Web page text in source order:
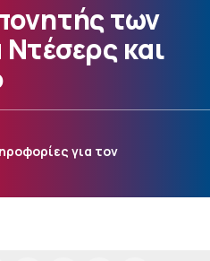
των
Ντέσερς και
για τον